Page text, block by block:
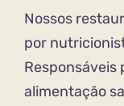
Nossos
por
Responsáveis
alimentação